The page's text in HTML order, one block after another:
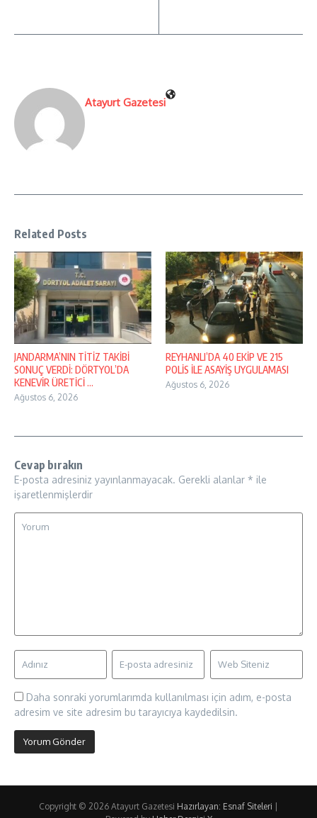
Atayurt Gazetesi
Related Posts
JANDARMA’NIN TİTİZ TAKİBİ
SONUÇ VERDİ: DÖRTYOL’DA
KENEVİR ÜRETİCİ ...
Ağustos 6, 2026
REYHANLI’DA 40 EKİP VE 215
POLİS İLE ASAYİŞ UYGULAMASI
Ağustos 6, 2026
Cevap bırakın
E-posta adresiniz yayınlanmayacak. Gerekli alanlar * ile
işaretlenmişlerdir
Daha sonraki yorumlarımda kullanılması için adım, e-posta
adresim ve site adresim bu tarayıcıya kaydedilsin.
Copyright © 2026 Atayurt Gazetesi Hazırlayan: Esnaf Siteleri |